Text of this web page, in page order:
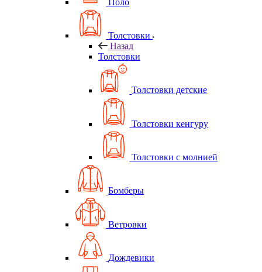
Поло
Толстовки
Назад
Толстовки
Толстовки детские
Толстовки кенгуру
Толстовки с молнией
Бомберы
Ветровки
Дождевики